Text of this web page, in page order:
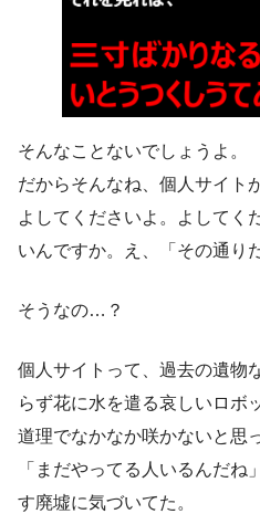
そんなことないでしょうよ。
だからそんなね、個人サイト
よしてくださいよ。よしてく
いんですか。え、「その通り
そうなの…？
個人サイトって、過去の遺物
らず花に水を遣る哀しいロボ
道理でなかなか咲かないと思
「まだやってる人いるんだね
す廃墟に気づいてた。